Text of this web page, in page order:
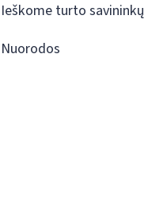
Ieškome turto savininkų
Nuorodos